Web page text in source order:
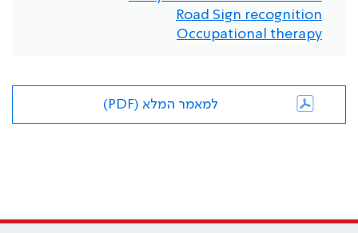
Road Sign recognition
Occupational therapy
למאמר המלא (PDF)